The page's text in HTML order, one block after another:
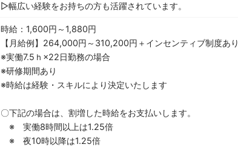
▷幅広い経験をお持ちの方も活躍されています。
時給：1,600円～1,880円
【月給例】264,000円～310,200円＋インセンティブ制度あり
※実働7.5ｈ×22日勤務の場合
※研修期間あり
※時給は経験・スキルにより決定いたします
〇下記の場合は、割増した時給をお支払いします。
※ 実働8時間以上は1.25倍
※ 夜10時以降は1.25倍